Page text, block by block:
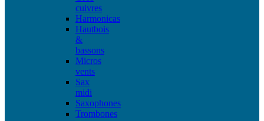
cuivres
Harmonicas
Hautbois
&
bassons
Micros
vents
Sax
midi
Saxophones
Trombones